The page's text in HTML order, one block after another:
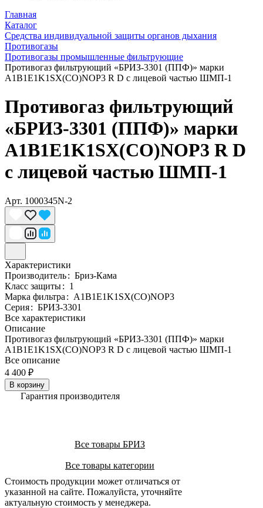
Главная
Каталог
Средства индивидуальной защиты органов дыхания
Противогазы
Противогазы промышленные фильтрующие
Противогаз фильтрующий «БРИЗ-3301 (ППФ)» марки
A1B1E1K1SX(CO)NOP3 R D с лицевой частью ШМП-1
Противогаз фильтрующий
«БРИЗ-3301 (ППФ)» марки
A1B1E1K1SX(CO)NOP3 R D
с лицевой частью ШМП-1
Арт. 1000345N-2
Характеристики
Производитель: Бриз-Кама
Класс защиты: 1
Марка фильтра: A1B1E1K1SX(CO)NOP3
Серия: БРИЗ-3301
Все характеристики
Описание
Противогаз фильтрующий «БРИЗ-3301 (ППФ)» марки
A1B1E1K1SX(CO)NOP3 R D с лицевой частью ШМП-1
Все описание
4 400 ₽
В корзину
Гарантия производителя
Все товары БРИЗ
Все товары категории
Стоимость продукции может отличаться от
указанной на сайте. Пожалуйста, уточняйте
актуальную стоимость у менеджера.